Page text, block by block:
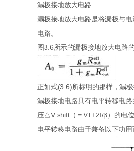
漏极接地放大电路
漏极接地放大电路是将漏极与
电路。
图3.6所示的漏极接地放大电路
正如式(3.6)所标明的那样，漏
漏极接地电路具有电平转移电
压△V shift（＝VT+2I/β）的电
电平转移电路由于兼备以下功用